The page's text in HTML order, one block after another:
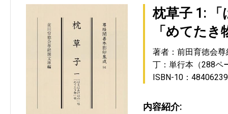
枕草子 1:
「めてたき
著者：前田育徳会
丁：単行本（288ペ
ISBN-10：
内容紹介: